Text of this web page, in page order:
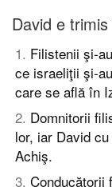
David e
1. Filistenii şi-
ce israeliţii şi-
care se află în
2. Domnitorii
lor, iar David
Achiş.
3. Conducătorii